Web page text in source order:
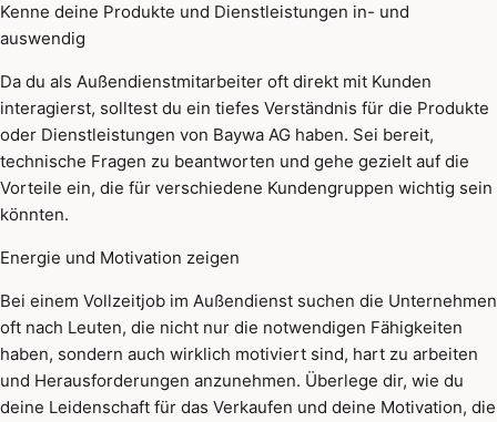
Kenne deine Produkte und Dienstleistungen in- und
auswendig
Da du als Außendienstmitarbeiter oft direkt mit Kunden
interagierst, solltest du ein tiefes Verständnis für die Produkte
oder Dienstleistungen von Baywa AG haben. Sei bereit,
technische Fragen zu beantworten und gehe gezielt auf die
Vorteile ein, die für verschiedene Kundengruppen wichtig sein
könnten.
Energie und Motivation zeigen
Bei einem Vollzeitjob im Außendienst suchen die Unternehmen
oft nach Leuten, die nicht nur die notwendigen Fähigkeiten
haben, sondern auch wirklich motiviert sind, hart zu arbeiten
und Herausforderungen anzunehmen. Überlege dir, wie du
deine Leidenschaft für das Verkaufen und deine Motivation, die